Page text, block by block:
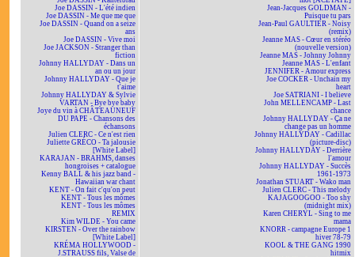
Joe DASSIN - L'été indien
Joe DASSIN - Me que me que
Joe DASSIN - Quand on a seize
ans
Joe DASSIN - Vive moi
Joe JACKSON - Stranger than
fiction
Johnny HALLYDAY - Dans un
an ou un jour
Johnny HALLYDAY - Que je
t'aime
Johnny HALLYDAY & Sylvie
VARTAN - Bye bye baby
Joye du vin à CHÂTEAUNEUF
DU PAPE - Chansons des
échansons
Julien CLERC - Ce n'est rien
Juliette GRÉCO - Ta jalousie
[White Label]
KARAJAN - BRAHMS, danses
hongroises + catalogue
Kenny BALL & his jazz band -
Hawaiian war chant
KENT - On fait c'qu'on peut
KENT - Tous les mômes
KENT - Tous les mômes
REMIX
Kim WILDE - You came
KIRSTEN - Over the rainbow
[White Label]
KRÉMA HOLLYWOOD -
J.STRAUSS fils, Valse de
Jean-Jacques GOLDMAN -
Puisque tu pars
Jean-Paul GAULTIER - Noisy
(remix)
Jeanne MAS - Cœur en stéréo
(nouvelle version)
Jeanne MAS - Johnny Johnny
Jeanne MAS - L'enfant
JENNIFER - Amour express
Joe COCKER - Unchain my
heart
Joe SATRIANI - I believe
John MELLENCAMP - Last
chance
Johnny HALLYDAY - Ça ne
change pas un homme
Johnny HALLYDAY - Cadillac
(picture-disc)
Johnny HALLYDAY - Derrière
l'amour
Johnny HALLYDAY - Succès
1961-1973
Jonathan STUART - Wako man
Julien CLERC - This melody
KAJAGOOGOO - Too shy
(midnight mix)
Karen CHERYL - Sing to me
mama
KNORR - campagne Europe 1
hiver 78-79
KOOL & THE GANG 1990
hitmix